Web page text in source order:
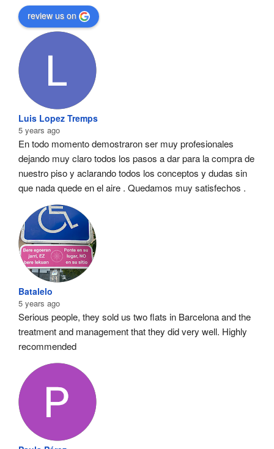
review us on
Luis Lopez Tremps
5 years ago
En todo momento demostraron ser muy profesionales
dejando muy claro todos los pasos a dar para la compra de
nuestro piso y aclarando todos los conceptos y dudas sin
que nada quede en el aire . Quedamos muy satisfechos .
Batalelo
5 years ago
Serious people, they sold us two flats in Barcelona and the
treatment and management that they did very well. Highly
recommended